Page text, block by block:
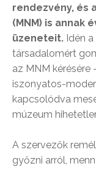
rendezvény, és
(MNM) is annak
üzeneteit. Idén
társadalomért
az MNM
iszonyatos-
kapcsolódva
múzeum
A szervezők
győzni arról,